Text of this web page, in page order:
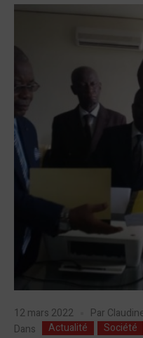
12 mars 2022 Par
Dans
Actualité Société